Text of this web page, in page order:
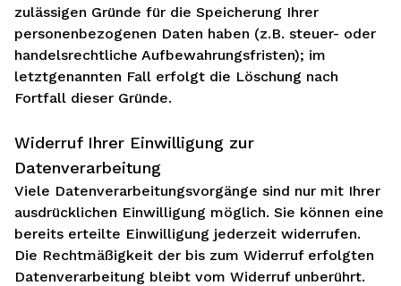
zulässigen Gründe für die Speicherung Ihrer
personenbezogenen Daten haben (z.B. steuer- oder
handelsrechtliche Aufbewahrungsfristen); im
letztgenannten Fall erfolgt die Löschung nach
Fortfall dieser Gründe.
Widerruf Ihrer Einwilligung zur
Datenverarbeitung
Viele Datenverarbeitungsvorgänge sind nur mit Ihrer
ausdrücklichen Einwilligung möglich. Sie können eine
bereits erteilte Einwilligung jederzeit widerrufen.
Die Rechtmäßigkeit der bis zum Widerruf erfolgten
Datenverarbeitung bleibt vom Widerruf unberührt.